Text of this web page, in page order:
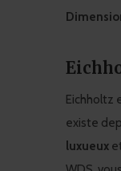
Eichholtz
existe
luxueux